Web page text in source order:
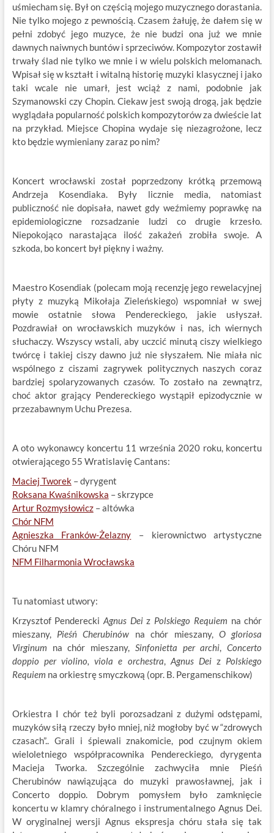
uśmiecham się. Był on częścią mojego muzycznego dorastania.
Nie tylko mojego z pewnością. Czasem żałuję, że dałem się w
pełni zdobyć jego muzyce, że nie budzi ona już we mnie
dawnych naiwnych buntów i sprzeciwów. Kompozytor zostawił
trwały ślad nie tylko we mnie i w wielu polskich melomanach.
Wpisał się w kształt i witalną historię muzyki klasycznej i jako
taki wcale nie umarł, jest wciąż z nami, podobnie jak
Szymanowski czy Chopin. Ciekaw jest swoją drogą, jak będzie
wyglądała popularność polskich kompozytorów za dwieście lat
na przykład. Miejsce Chopina wydaje się niezagrożone, lecz
kto będzie wymieniany zaraz po nim?
Koncert wrocławski został poprzedzony krótką przemową
Andrzeja Kosendiaka. Były licznie media, natomiast
publiczność nie dopisała, nawet gdy weźmiemy poprawkę na
epidemiologiczne rozsadzanie ludzi co drugie krzesło.
Niepokojąco narastająca ilość zakażeń zrobiła swoje. A
szkoda, bo koncert był piękny i ważny.
Maestro Kosendiak (polecam moją recenzję jego rewelacyjnej
płyty z muzyką Mikołaja Zieleńskiego) wspomniał w swej
mowie ostatnie słowa Pendereckiego, jakie usłyszał.
Pozdrawiał on wrocławskich muzyków i nas, ich wiernych
słuchaczy. Wszyscy wstali, aby uczcić minutą ciszy wielkiego
twórcę i takiej ciszy dawno już nie słyszałem. Nie miała nic
wspólnego z ciszami zagrywek politycznych naszych coraz
bardziej spolaryzowanych czasów. To zostało na zewnątrz,
choć aktor grający Pendereckiego wystąpił epizodycznie w
przezabawnym Uchu Prezesa.
A oto wykonawcy koncertu 11 września 2020 roku, koncertu
otwierającego 55 Wratislavię Cantans:
Maciej Tworek– dyrygent
Roksana Kwaśnikowska – skrzypce
Artur Rozmysłowicz– altówka
Chór NFM
Agnieszka Franków-Żelazny – kierownictwo artystyczne
Chóru NFM
NFM Filharmonia Wrocławska
Tu natomiast utwory:
Krzysztof PendereckiAgnus Deiz Polskiego Requiem na chór
mieszany, Pieśń Cherubinów na chór mieszany, O gloriosa
Virginum na chór mieszany, Sinfonietta per archi, Concerto
doppio per violino, viola e orchestra, Agnus Deiz Polskiego
Requiem na orkiestrę smyczkową (opr. B. Pergamenschikow)
Orkiestra I chór też byli porozsadzani z dużymi odstępami,
muzyków siłą rzeczy było mniej, niż mogłoby być w “zdrowych
czasach”.. Grali i śpiewali znakomicie, pod czujnym okiem
wieloletniego współpracownika Pendereckiego, dyrygenta
Macieja Tworka. Szczególnie zachwyciła mnie Pieśń
Cherubinów nawiązująca do muzyki prawosławnej, jak i
Concerto doppio. Dobrym pomysłem było zamknięcie
koncertu w klamry chóralnego i instrumentalnego Agnus Dei.
W oryginalnej wersji Agnus ekspresja chóru stała się tak